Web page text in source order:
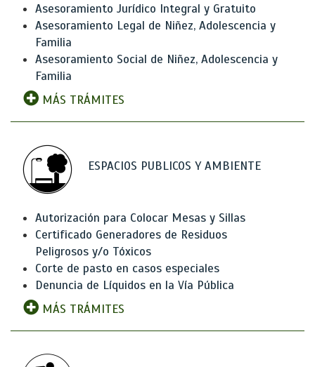
Asesoramiento Jurídico Integral y Gratuito
Asesoramiento Legal de Niñez, Adolescencia y
Familia
Asesoramiento Social de Niñez, Adolescencia y
Familia
MÁS TRÁMITES
ESPACIOS PUBLICOS Y AMBIENTE
Autorización para Colocar Mesas y Sillas
Certificado Generadores de Residuos
Peligrosos y/o Tóxicos
Corte de pasto en casos especiales
Denuncia de Líquidos en la Vía Pública
MÁS TRÁMITES